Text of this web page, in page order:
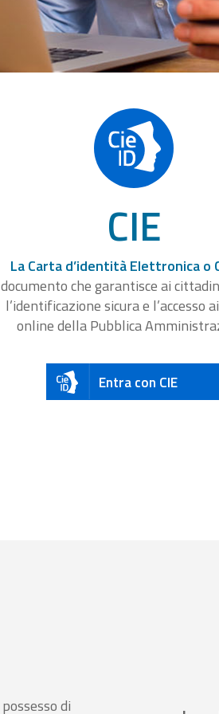
CIE
La Carta d’identità Elettronica o
documento che garantisce ai
l’identificazione sicura e l’accesso
online della Pubblica
Entra con CIE
di